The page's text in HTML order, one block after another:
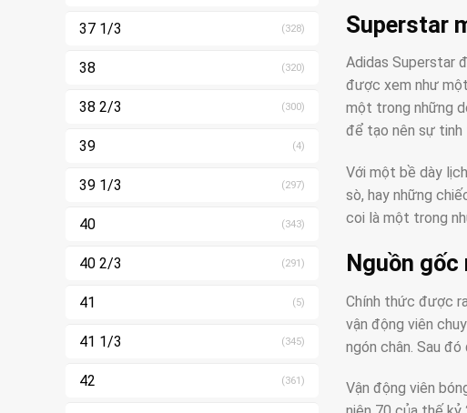
37 1/3 (328)
38 (320)
38 2/3 (300)
39 (4)
39 1/3 (297)
40 (343)
40 2/3 (291)
41 (5)
41 1/3 (345)
42 (361)
Superstar
Adidas Superstar
được xem như
một trong những
để tạo nên sự tinh
Với một bề dày
sò, hay những
coi là một trong
Nguồn
Chính thức được
vận động viên
ngón chân. Sau
Vận động viên